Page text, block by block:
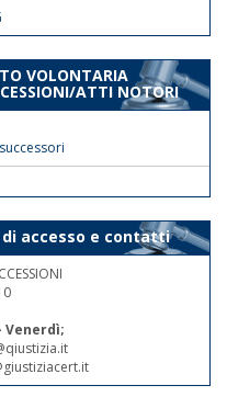
VOLONTARIA
ATTI NOTORI
accesso e contatti
Venerdì;